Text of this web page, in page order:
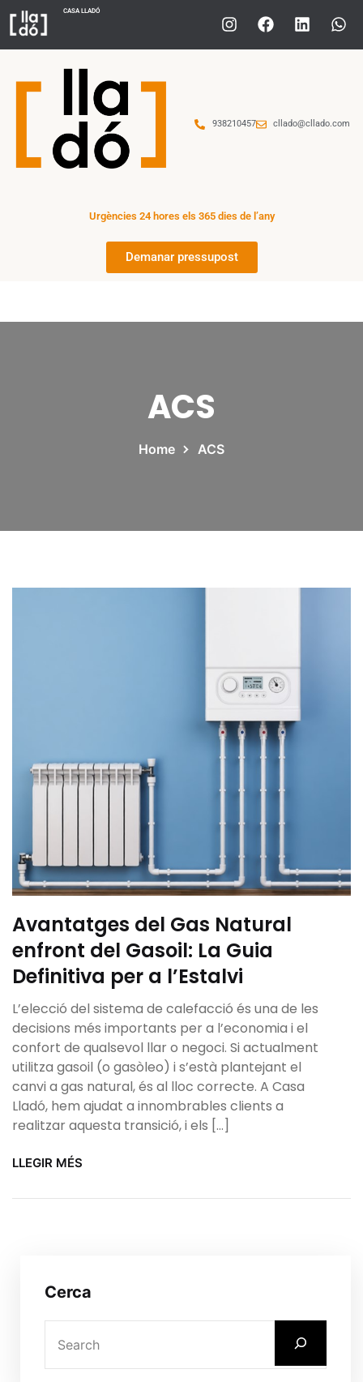
CASA LLADÓ
938210457 cllado@cllado.com
Urgències 24 hores els 365 dies de l’any
Demanar pressupost
ACS
Home ACS
Avantatges del Gas Natural
enfront del Gasoil: La Guia
Definitiva per a l’Estalvi
L’elecció del sistema de calefacció és una de les
decisions més importants per a l’economia i el
confort de qualsevol llar o negoci. Si actualment
utilitza gasoil (o gasòleo) i s’està plantejant el
canvi a gas natural, és al lloc correcte. A Casa
Lladó, hem ajudat a innombrables clients a
realitzar aquesta transició, i els […]
LLEGIR MÉS
Cerca